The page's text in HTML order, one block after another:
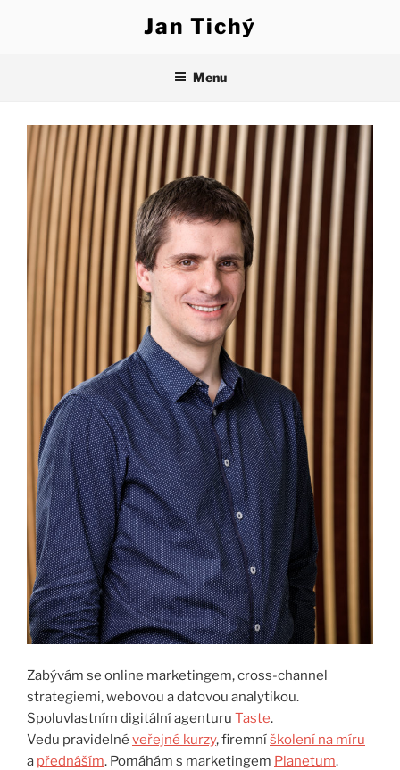
Jan Tichý
Menu
Zabývám se online marketingem, cross-channel
strategiemi, webovou a datovou analytikou.
Spoluvlastním digitální agenturu Taste.
Vedu pravidelné veřejné kurzy, firemníškolení na míru
a přednáším. Pomáhám s marketingem Planetum.